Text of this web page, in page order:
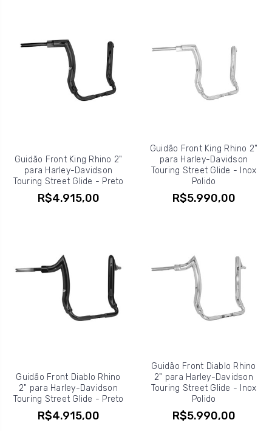
Guidão Front King Rhino 2"
para Harley-Davidson
Touring Street Glide - Preto
R$4.915,00
Guidão Front King Rhino 2"
para Harley-Davidson
Touring Street Glide - Inox
Polido
R$5.990,00
Guidão Front Diablo Rhino
2" para Harley-Davidson
Touring Street Glide - Preto
R$4.915,00
Guidão Front Diablo Rhino
2" para Harley-Davidson
Touring Street Glide - Inox
Polido
R$5.990,00